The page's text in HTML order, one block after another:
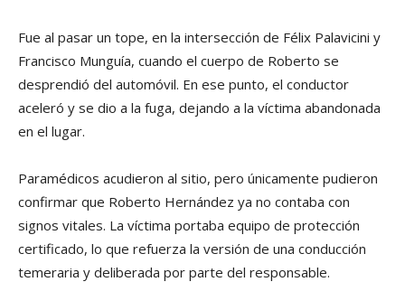
Fue al pasar un tope, en la intersección de Félix Palavicini y
Francisco Munguía, cuando el cuerpo de Roberto se
desprendió del automóvil. En ese punto, el conductor
aceleró y se dio a la fuga, dejando a la víctima abandonada
en el lugar.
Paramédicos acudieron al sitio, pero únicamente pudieron
confirmar que Roberto Hernández ya no contaba con
signos vitales. La víctima portaba equipo de protección
certificado, lo que refuerza la versión de una conducción
temeraria y deliberada por parte del responsable.